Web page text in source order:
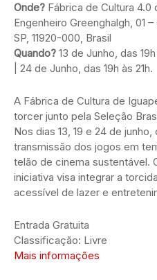
Onde? Fábrica de Cultura 4.0
Engenheiro Greenghalgh, 01
SP, 11920-000, Brasil
Quando? 13 de Junho, das
| 24 de Junho, das 19h às 21h.
A Fábrica de Cultura de
torcer junto pela Seleção
Nos dias 13, 19 e 24 de
transmissão dos jogos em
telão de cinema sustentável.
iniciativa visa integrar a
acessível de lazer e
Entrada Gratuita
Classificação: Livre
Mais informações